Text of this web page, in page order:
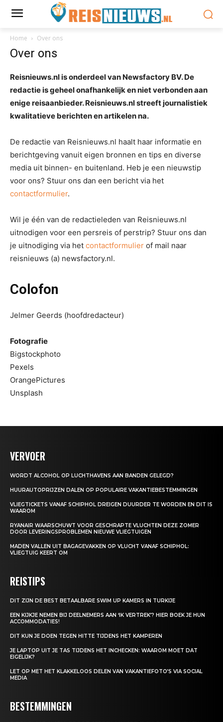
Home Over ons
Over ons
Reisnieuws.nl is onderdeel van Newsfactory BV. De
redactie is geheel onafhankelijk en niet verbonden aan
enige reisaanbieder. Reisnieuws.nl streeft journalistiek
kwalitatieve berichten en artikelen na.
De redactie van Reisnieuws.nl haalt haar informatie en
berichtgeving vanuit eigen bronnen en tips en diverse
media uit binnen- en buitenland. Heb je een nieuwstip
voor ons? Stuur ons dan een bericht via het
contactformulier.
Wil je één van de redactieleden van Reisnieuws.nl
uitnodigen voor een persreis of perstrip? Stuur ons dan
je uitnodiging via het contactformulier of mail naar
reisnieuws (a) newsfactory.nl.
Colofon
Jelmer Geerds (hoofdredacteur)
Fotografie
Bigstockphoto
Pexels
OrangePictures
Unsplash
VERVOER
WORDT ALCOHOL OP LUCHTHAVENS AAN BANDEN GELEGD?
HUURAUTOPRIJZEN DALEN OP POPULAIRE VAKANTIEBESTEMMINGEN
VLIEGTICKETS VANAF SCHIPHOL DREIGEN DUURDER TE WORDEN EN DIT IS
WAAROM
RYANAIR WAARSCHUWT VOOR GESCHRAPTE VLUCHTEN DEZE ZOMER
DOOR LEVERINGSPROBLEMEN NIEUWE VLIEGTUIGEN
MADEN VALLEN UIT BAGAGEVAKKEN OP VLUCHT VANAF SCHIPHOL:
VLIEGTUIG KEERT OM
REISTIPS
DIT ZIJN DE BEST BETAALBARE SWIM UP KAMERS IN TURKIJE
EEN KIJKJE NEMEN BIJ DEELNEMERS AAN ‘IK VERTREK’? HIER BOEK JE HUN
ACCOMMODATIES!
DIT KUN JE DOEN TEGEN HITTE TIJDENS HET KAMPEREN
JE LAPTOP UIT JE TAS TIJDENS HET INCHECKEN: WAAROM MOET DAT
EIGELIJK?
LET OP MET HET KLAKKELOOS DELEN VAN VAKANTIEFOTO’S VIA SOCIAL
MEDIA
BESTEMMINGEN